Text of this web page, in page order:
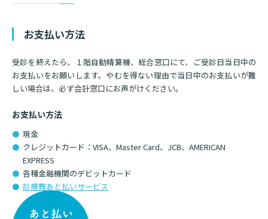
当院のご紹介トップ
基本情報
院長あいさつ
幹部紹介
理念・方針・患者さんの権利
施設概要と沿革
ご来院される方へ
ご来院される方へトップ
外来について
初診の方へ
再診の方へ
診療科・センター・部門
医療機関・医療者の方へ
医療機関・医療者の方へトップ
お知らせ
お支払い方法
受診を終えたら、１階自動精算機、総合窓口にて、ご受診日当日中の
お支払いをお願いします。やむを得ない理由で当日中のお支払いが難
しい場合は、必ず会計窓口にお声がけください。
お支払い方法
現金
クレジットカード：VISA、Master Card、JCB、AMERICAN
EXPRESS
各種金融機関のデビットカード
診療費あと払いサービス